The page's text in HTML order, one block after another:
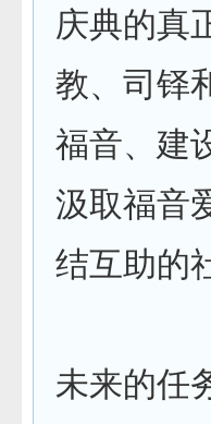
庆典的真
教、司铎
福音、建
汲取福音
结互助的
未来的任